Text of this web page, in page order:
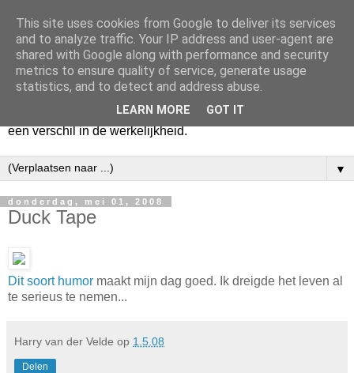
Harry
Hier vertel ik wat ik kwijt wil. Hier zeg ik wat ik gezegd wil
hebben. Voor mijzelf. Misschien voor jou. Zolang het mijn
hart lucht en mijn geest verheldert. En mogelijk maakt het
een verschil in de werkelijkheid.
▼
donderdag, mei 01, 2008
Duck Tape
Dit soort humor maakt mijn dag goed. Ik dreigde het leven al
te serieus te nemen...
Harry van der Velde op 1.5.08
Delen
This site uses cookies from Google to deliver its services
and to analyze traffic. Your IP address and user-agent are
shared with Google along with performance and security
metrics to ensure quality of service, generate usage
statistics, and to detect and address abuse.
LEARN MORE GOT IT